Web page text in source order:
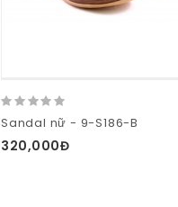
Sandal nữ - 9-S186-B
320,000Đ